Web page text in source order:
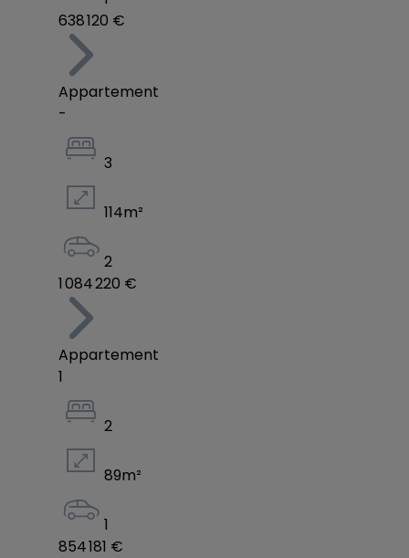
638 120 €
Appartement
-
3
114m²
2
1 084 220 €
Appartement
1
2
89m²
1
854 181 €